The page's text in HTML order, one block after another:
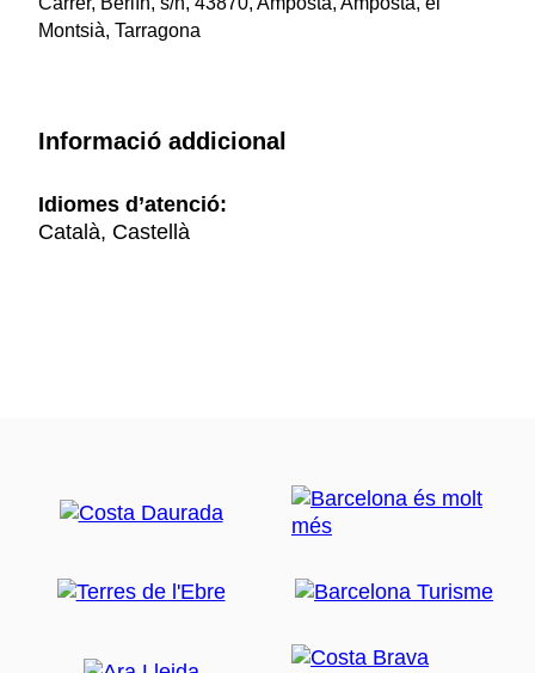
Montsià, Tarragona
Informació addicional
Idiomes d’atenció:
Català, Castellà